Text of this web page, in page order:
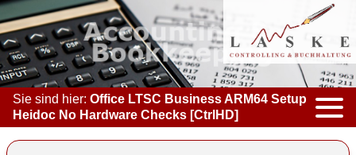
Sie sind hier: Office LTSC Business ARM64 Setup
Heidoc No Hardware Checks [CtrlHD]
KOMPETENZEN